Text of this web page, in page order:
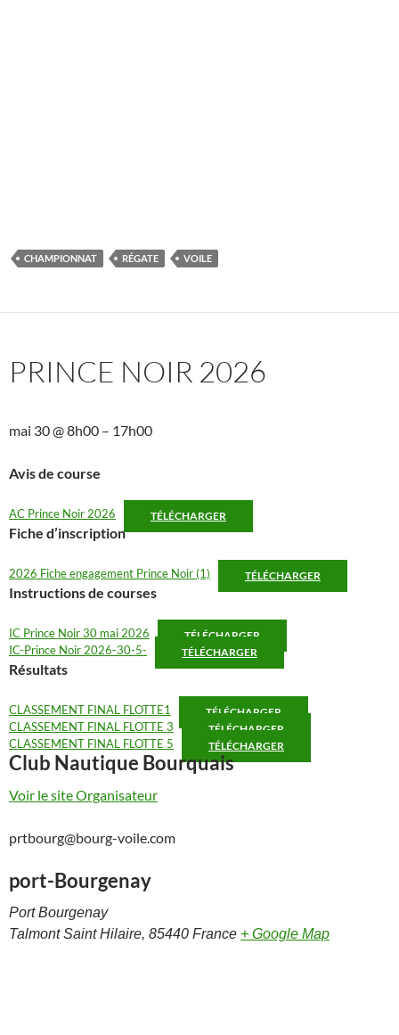
CHAMPIONNAT RÉGATE VOILE
PRINCE NOIR 2026
mai 30@8h00 – 17h00
Avis de course
AC Prince Noir 2026 TÉLÉCHARGER
Fiche d’inscription
2026 Fiche engagement Prince Noir (1) TÉLÉCHARGER
Instructions de courses
IC Prince Noir 30 mai 2026 TÉLÉCHARGER
IC-Prince Noir 2026-30-5- TÉLÉCHARGER
Résultats
CLASSEMENT FINAL FLOTTE1 TÉLÉCHARGER
CLASSEMENT FINAL FLOTTE 3 TÉLÉCHARGER
CLASSEMENT FINAL FLOTTE 5 TÉLÉCHARGER
Club Nautique Bourquais
Voir le site Organisateur
prtbourg@bourg-voile.com
port-Bourgenay
Port Bourgenay
Talmont Saint Hilaire, 85440 France + Google Map